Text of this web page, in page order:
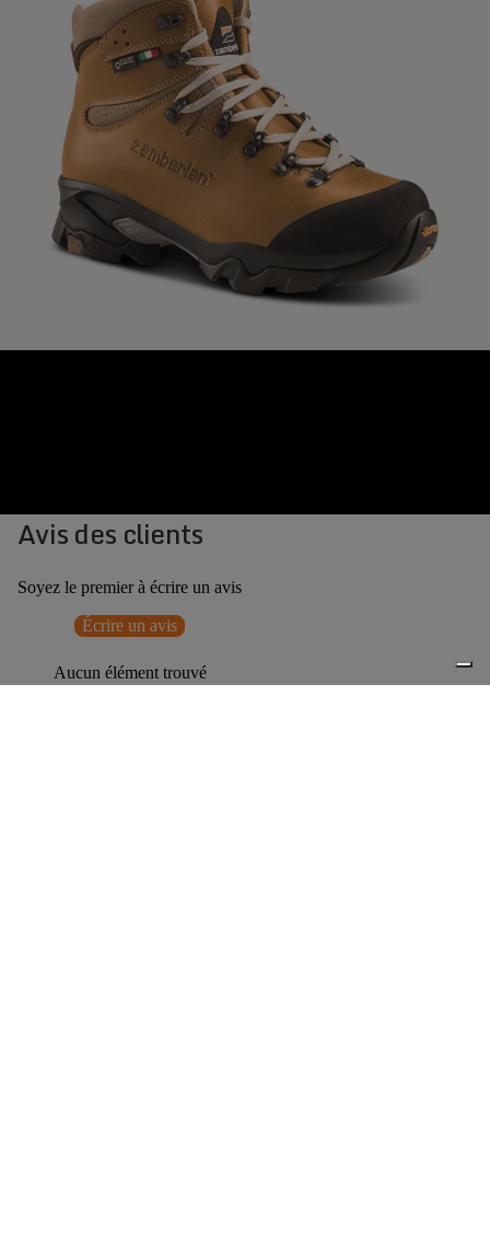
Avis des clients
Soyez le premier à écrire un avis
Écrire un avis
Aucun élément trouvé